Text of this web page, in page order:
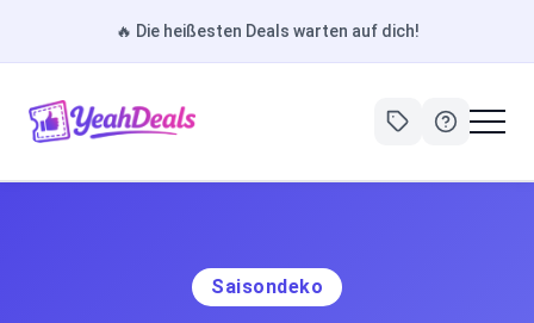
🔥 Die heißesten Deals warten auf dich!
Saisondeko